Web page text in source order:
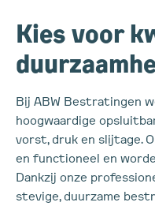
Kies voor
Bij ABW Bestratingen
hoogwaardige
vorst, druk en slijtage.
en functioneel en
Dankzij onze
stevige, duurzame